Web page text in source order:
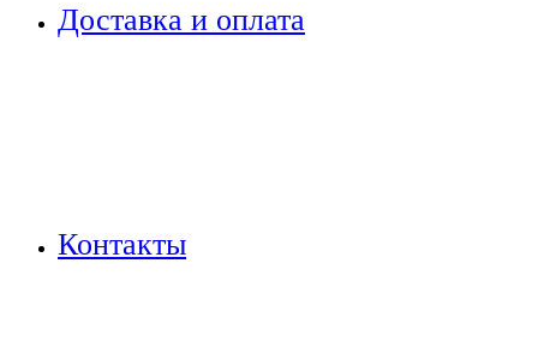
Доставка и оплата
Контакты